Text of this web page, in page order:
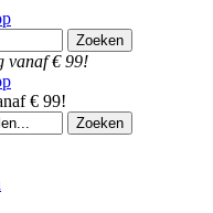
vanaf € 99!
€ 99!